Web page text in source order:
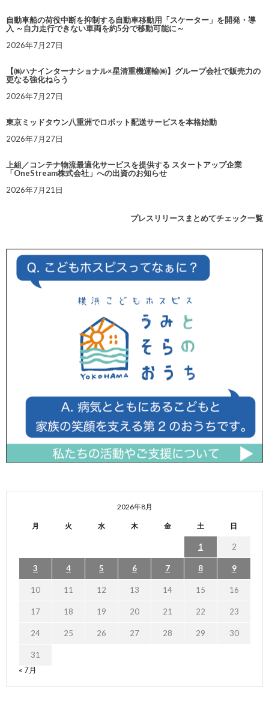
自動車船の荷役中断を抑制する自動車移動用「スケーター」を開発・導
入 ～自力走行できない車両を約5分で移動可能に～
2026年7月27日
【㈱ハナインターナショナル×星清重機運輸㈱】グループ会社で販売力の
更なる強化ねらう
2026年7月27日
東京ミッドタウン八重洲でロボット配送サービスを本格始動
2026年7月27日
上組／コンテナ物流最適化サービスを提供する スタートアップ企業
「OneStream株式会社」への出資のお知らせ
2026年7月21日
プレスリリースまとめてチェック一覧
2026年8月
月 火 水 木 金 土 日
1 2
3 4 5 6 7 8 9
10 11 12 13 14 15 16
17 18 19 20 21 22 23
24 25 26 27 28 29 30
31
« 7月